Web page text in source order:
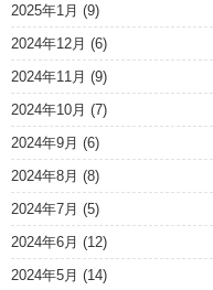
2025年1月 (9)
2024年12月 (6)
2024年11月 (9)
2024年10月 (7)
2024年9月 (6)
2024年8月 (8)
2024年7月 (5)
2024年6月 (12)
2024年5月 (14)